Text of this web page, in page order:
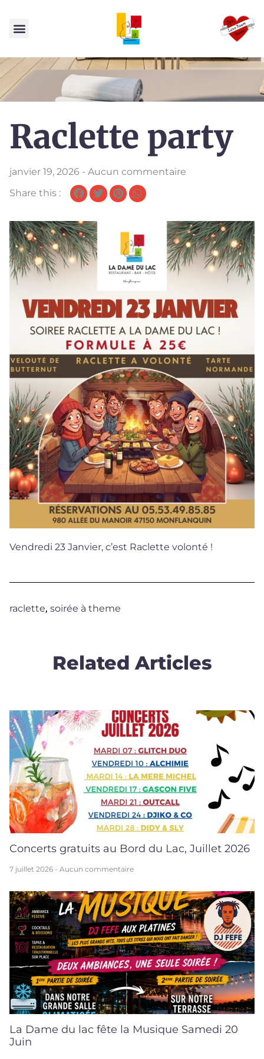
Raclette party
janvier 19, 2026 - Aucun commentaire
Share this :
Vendredi 23 Janvier, c’est Raclette volonté !
raclette, soirée à theme
Related Articles
Concerts gratuits au Bord du Lac, Juillet 2026
7 juillet 2026 Aucun commentaire
La Dame du lac fête la Musique Samedi 20
Juin